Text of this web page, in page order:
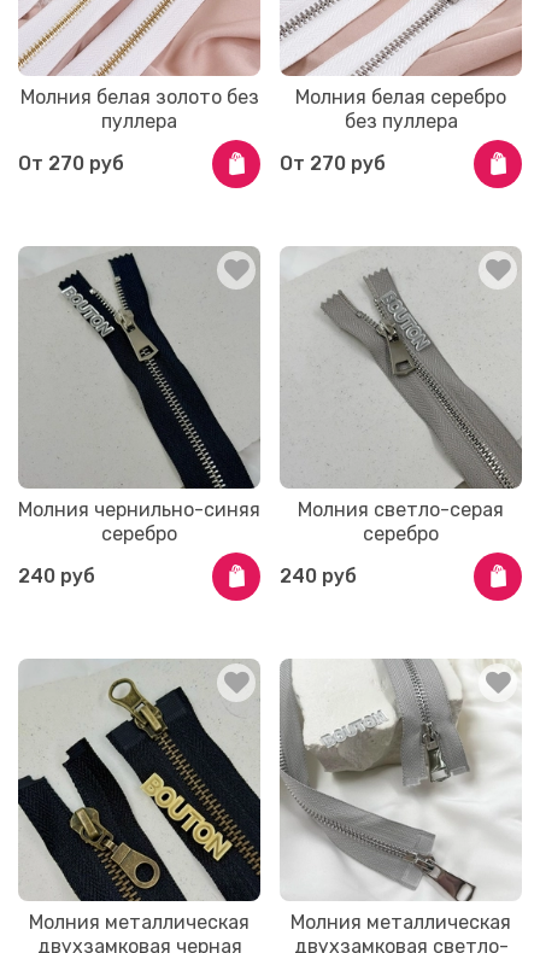
Молния белая золото без
пуллера
От 270 руб
Молния белая серебро
без пуллера
От 270 руб
Молния чернильно-синяя
серебро
240 руб
Молния светло-серая
серебро
240 руб
Молния металлическая
двухзамковая черная
Молния металлическая
двухзамковая светло-